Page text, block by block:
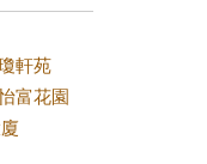
軒苑
富花園